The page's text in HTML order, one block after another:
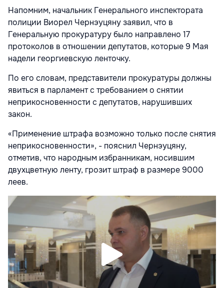
Напомним, начальник Генерального инспектората
полиции Виорел Чернэуцяну заявил, что в
Генеральную прокуратуру было направлено 17
протоколов в отношении депутатов, которые 9 Мая
надели георгиевскую ленточку.
По его словам, представители прокуратуры должны
явиться в парламент с требованием о снятии
неприкосновенности с депутатов, нарушивших
закон.
«Применение штрафа возможно только после снятия
неприкосновенности», - пояснил Чернэуцяну,
отметив, что народным избранникам, носившим
двухцветную ленту, грозит штраф в размере 9000
леев.